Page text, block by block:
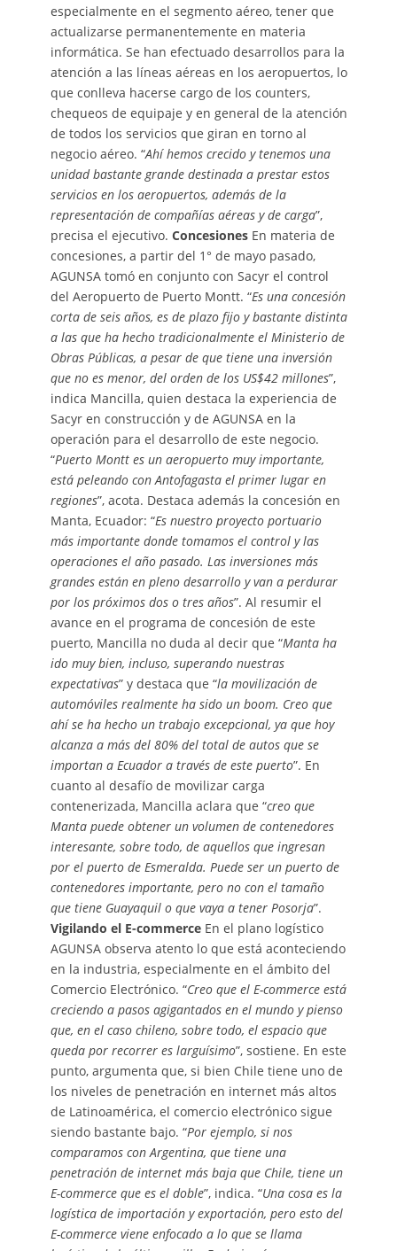
especialmente en el segmento aéreo, tener que
actualizarse permanentemente en materia
informática. Se han efectuado desarrollos para la
atención a las líneas aéreas en los aeropuertos, lo
que conlleva hacerse cargo de los counters,
chequeos de equipaje y en general de la atención
de todos los servicios que giran en torno al
negocio aéreo. “Ahí hemos crecido y tenemos una
unidad bastante grande destinada a prestar estos
servicios en los aeropuertos, además de la
representación de compañías aéreas y de carga”,
precisa el ejecutivo. ConcesionesEn materia de
concesiones, a partir del 1° de mayo pasado,
AGUNSA tomó en conjunto con Sacyr el control
del Aeropuerto de Puerto Montt. “Es una concesión
corta de seis años, es de plazo fijo y bastante distinta
a las que ha hecho tradicionalmente el Ministerio de
Obras Públicas, a pesar de que tiene una inversión
que no es menor, del orden de los US$42 millones”,
indica Mancilla, quien destaca la experiencia de
Sacyr en construcción y de AGUNSA en la
operación para el desarrollo de este negocio.
“Puerto Montt es un aeropuerto muy importante,
está peleando con Antofagasta el primer lugar en
regiones”, acota. Destaca además la concesión en
Manta, Ecuador: “Es nuestro proyecto portuario
más importante donde tomamos el control y las
operaciones el año pasado. Las inversiones más
grandes están en pleno desarrollo y van a perdurar
por los próximos dos o tres años”. Al resumir el
avance en el programa de concesión de este
puerto, Mancilla no duda al decir que “Manta ha
ido muy bien, incluso, superando nuestras
expectativas” y destaca que “la movilización de
automóviles realmente ha sido un boom. Creo que
ahí se ha hecho un trabajo excepcional, ya que hoy
alcanza a más del 80% del total de autos que se
importan a Ecuador a través de este puerto”. En
cuanto al desafío de movilizar carga
contenerizada, Mancilla aclara que “creo que
Manta puede obtener un volumen de contenedores
interesante, sobre todo, de aquellos que ingresan
por el puerto de Esmeralda. Puede ser un puerto de
contenedores importante, pero no con el tamaño
que tiene Guayaquil o que vaya a tener Posorja”.
Vigilando el E-commerceEn el plano logístico
AGUNSA observa atento lo que está aconteciendo
en la industria, especialmente en el ámbito del
Comercio Electrónico. “Creo que el E-commerce está
creciendo a pasos agigantados en el mundo y pienso
que, en el caso chileno, sobre todo, el espacio que
queda por recorrer es larguísimo”, sostiene. En este
punto, argumenta que, si bien Chile tiene uno de
los niveles de penetración en internet más altos
de Latinoamérica, el comercio electrónico sigue
siendo bastante bajo. “Por ejemplo, si nos
comparamos con Argentina, que tiene una
penetración de internet más baja que Chile, tiene un
E-commerce que es el doble”, indica. “Una cosa es la
logística de importación y exportación, pero esto del
E-commerce viene enfocado a lo que se llama